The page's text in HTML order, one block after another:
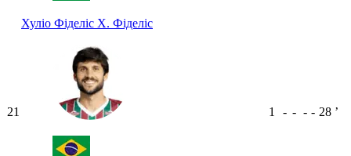
Хуліо Фіделіс Х. Фіделіс
21 1 - - - - 28 ʼ